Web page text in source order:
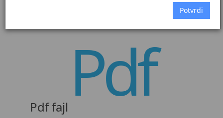
Pdf
Pdf fajl